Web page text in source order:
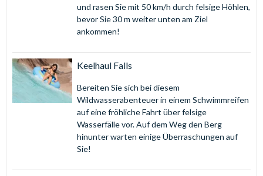
und rasen Sie mit 50 km/h durch felsige Höhlen,
bevor Sie 30 m weiter unten am Ziel
ankommen!
Keelhaul Falls
Bereiten Sie sich bei diesem
Wildwasserabenteuer in einem Schwimmreifen
auf eine fröhliche Fahrt über felsige
Wasserfälle vor. Auf dem Weg den Berg
hinunter warten einige Überraschungen auf
Sie!